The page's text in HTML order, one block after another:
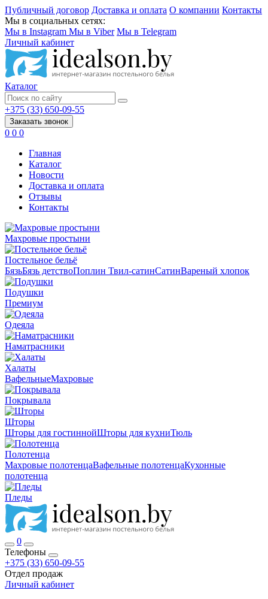
Публичный договор Доставка и оплата О компании Контакты
Мы в социальных сетях:
Мы в Instagram Мы в Viber Мы в Telegram
Личный кабинет
Каталог
+375 (33) 650-09-55
Заказать звонок
0 0 0
Главная
Каталог
Новости
Доставка и оплата
Отзывы
Контакты
Махровые простыни
Постельное бельё
БязьБязь детствоПоплин Твил-сатинСатинВареный хлопок
Подушки
Премиум
Одеяла
Наматрасники
Халаты
ВафельныеМахровые
Покрывала
Шторы
Шторы для гостиннойШторы для кухниТюль
Полотенца
Махровые полотенцаВафельные полотенцаКухонные
полотенца
Пледы
0
Телефоны
+375 (33) 650-09-55
Отдел продаж
Личный кабинет